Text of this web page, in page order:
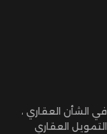
الشأن العقاري ،
العقاري